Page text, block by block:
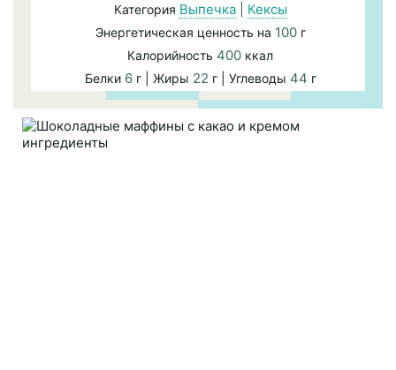
Категория Выпечка| Кексы
Энергетическая ценность на 100г
Калорийность 400 ккал
Белки 6г | Жиры 22 г | Углеводы 44 г